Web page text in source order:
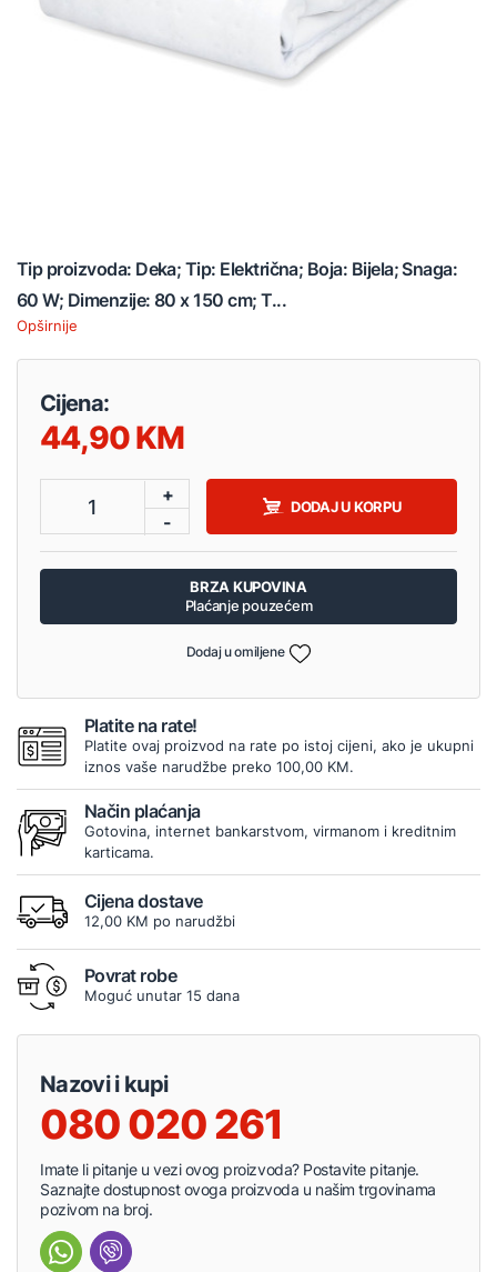
Tip proizvoda: Deka; Tip: Električna; Boja: Bijela; Snaga:
60 W; Dimenzije: 80 x 150 cm; T...
Opširnije
Cijena:
44,90
1
+
-
DODAJ U KORPU
BRZA KUPOVINA
Plaćanje pouzećem
Dodaj u omiljene
Platite na rate!
Platite ovaj proizvod na rate po istoj cijeni, ako je ukupni
iznos vaše narudžbe preko 100,00 KM.
Način plaćanja
Gotovina, internet bankarstvom, virmanom i kreditnim
karticama.
Cijena dostave
12,00 KM po narudžbi
Povrat robe
Moguć unutar 15 dana
Nazovi i kupi
080 020 261
Imate li pitanje u vezi ovog proizvoda? Postavite pitanje.
Saznajte dostupnost ovoga proizvoda u našim trgovinama
pozivom na broj.